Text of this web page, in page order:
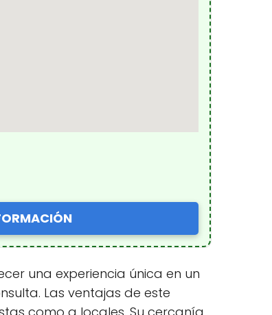
una experiencia única en un
Las ventajas de este